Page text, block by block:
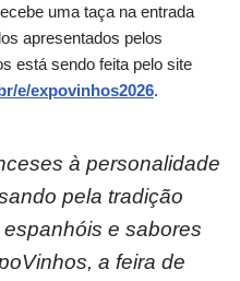
uma taça na entrada
apresentados pelos
está sendo feita pelo site
e/expovinhos2026.
à personalidade
pela tradição
e sabores
a feira de